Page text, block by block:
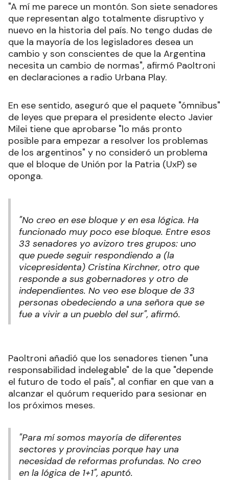
"A mí me parece un montón. Son siete senadores
que representan algo totalmente disruptivo y
nuevo en la historia del país. No tengo dudas de
que la mayoría de los legisladores desea un
cambio y son conscientes de que la Argentina
necesita un cambio de normas", afirmó Paoltroni
en declaraciones a radio Urbana Play.
En ese sentido, aseguró que el paquete "ómnibus"
de leyes que prepara el presidente electo Javier
Milei tiene que aprobarse "lo más pronto
posible para empezar a resolver los problemas
de los argentinos" y no consideró un problema
que el bloque de Unión por la Patria (UxP) se
oponga.
"No creo en ese bloque y en esa lógica. Ha
funcionado muy poco ese bloque. Entre esos
33 senadores yo avizoro tres grupos: uno
que puede seguir respondiendo a (la
vicepresidenta) Cristina Kirchner, otro que
responde a sus gobernadores y otro de
independientes. No veo ese bloque de 33
personas obedeciendo a una señora que se
fue a vivir a un pueblo del sur", afirmó.
Paoltroni añadió que los senadores tienen "una
responsabilidad indelegable" de la que "depende
el futuro de todo el país", al confiar en que van a
alcanzar el quórum requerido para sesionar en
los próximos meses.
"Para mí somos mayoría de diferentes
sectores y provincias porque hay una
necesidad de reformas profundas. No creo
en la lógica de 1+1", apuntó.